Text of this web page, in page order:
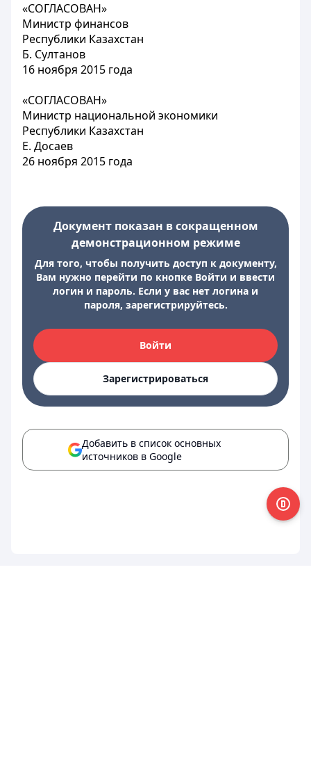
«СОГЛАСОВАН»
Министр финансов
Республики Казахстан
Б. Султанов
16 ноября 2015 года
«СОГЛАСОВАН»
Министр национальной экономики
Республики Казахстан
Е. Досаев
26 ноября 2015 года
Документ показан в сокращенном
демонстрационном режиме
Для того, чтобы получить доступ к документу,
Вам нужно перейти по кнопке Войти и ввести
логин и пароль. Если у вас нет логина и
пароля, зарегистрируйтесь.
Войти
Зарегистрироваться
Добавить в список основных
источников в Google